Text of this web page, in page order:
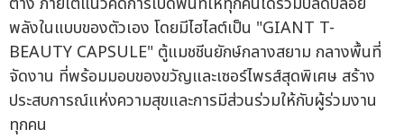
พลังในแบบของตัวเอง โดยมีไฮไลต์เป็น "GIANT T-
BEAUTY CAPSULE" ตู้แมชชีนยักษ์กลางสยาม กลางพื้นที่
จัดงาน ที่พร้อมมอบของขวัญและเซอร์ไพรส์สุดพิเศษ สร้าง
ประสบการณ์แห่งความสุขและการมีส่วนร่วมให้กับผู้ร่วมงาน
ทุกคน